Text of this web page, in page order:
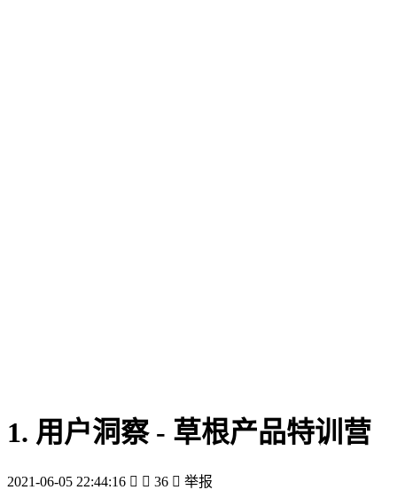
1. 用户洞察 - 草根产品特训营
2021-06-05 22:44:16   36  举报